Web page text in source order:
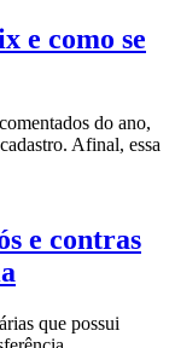
e como se
do ano,
Afinal, essa
e contras
que possui